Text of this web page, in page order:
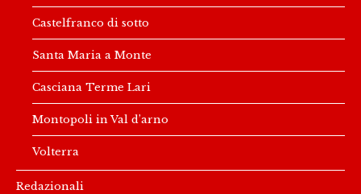
Castelfranco di sotto
Santa Maria a Monte
Casciana Terme Lari
Montopoli in Val d’arno
Volterra
Redazionali